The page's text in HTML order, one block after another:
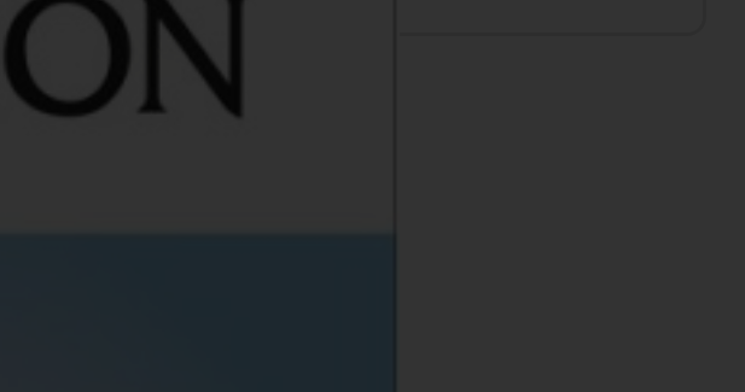
Χαρακτηριστικά Βιβλίου